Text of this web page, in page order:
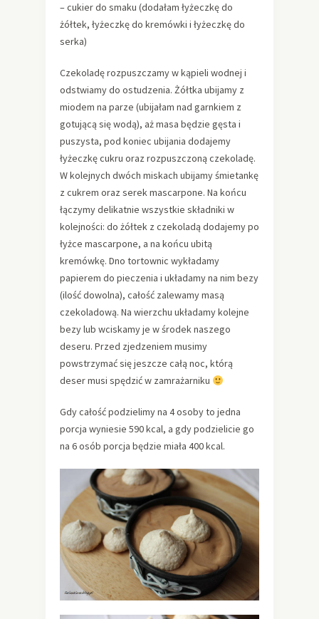
– cukier do smaku (dodałam łyżeczkę do
żółtek, łyżeczkę do kremówki i łyżeczkę do
serka)
Czekoladę rozpuszczamy w kąpieli wodnej i
odstwiamy do ostudzenia. Żółtka ubijamy z
miodem na parze (ubijałam nad garnkiem z
gotującą się wodą), aż masa będzie gęsta i
puszysta, pod koniec ubijania dodajemy
łyżeczkę cukru oraz rozpuszczoną czekoladę.
W kolejnych dwóch miskach ubijamy śmietankę
z cukrem oraz serek mascarpone. Na końcu
łączymy delikatnie wszystkie składniki w
kolejności: do żółtek z czekoladą dodajemy po
łyżce mascarpone, a na końcu ubitą
kremówkę. Dno tortownic wykładamy
papierem do pieczenia i układamy na nim bezy
(ilość dowolna), całość zalewamy masą
czekoladową. Na wierzchu układamy kolejne
bezy lub wciskamy je w środek naszego
deseru. Przed zjedzeniem musimy
powstrzymać się jeszcze całą noc, którą
deser musi spędzić w zamrażarniku
Gdy całość podzielimy na 4 osoby to jedna
porcja wyniesie 590 kcal, a gdy podzielicie go
na 6 osób porcja będzie miała 400 kcal.